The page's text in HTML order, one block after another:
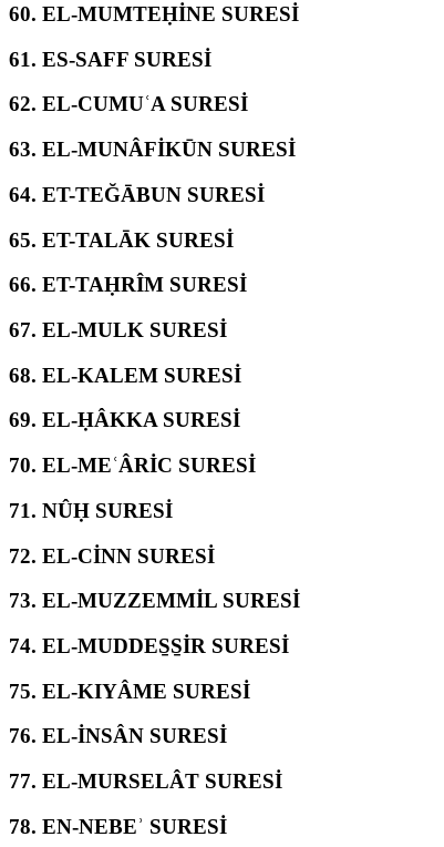
60. EL-MUMTEḤİNE SURESİ
61. ES-SAFF SURESİ
62. EL-CUMUʿA SURESİ
63. EL-MUNÂFİKŪN SURESİ
64. ET-TEĞĀBUN SURESİ
65. ET-TALĀK SURESİ
66. ET-TAḤRÎM SURESİ
67. EL-MULK SURESİ
68. EL-KALEM SURESİ
69. EL-ḤÂKKA SURESİ
70. EL-MEʿÂRİC SURESİ
71. NÛḤ SURESİ
72. EL-CİNN SURESİ
73. EL-MUZZEMMİL SURESİ
74. EL-MUDDES̱S̱İR SURESİ
75. EL-KIYÂME SURESİ
76. EL-İNSÂN SURESİ
77. EL-MURSELÂT SURESİ
78. EN-NEBEʾ SURESİ